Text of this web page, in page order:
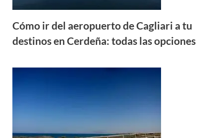
Cómo ir del aeropuerto de Cagliari a tu
destinos en Cerdeña: todas las opciones